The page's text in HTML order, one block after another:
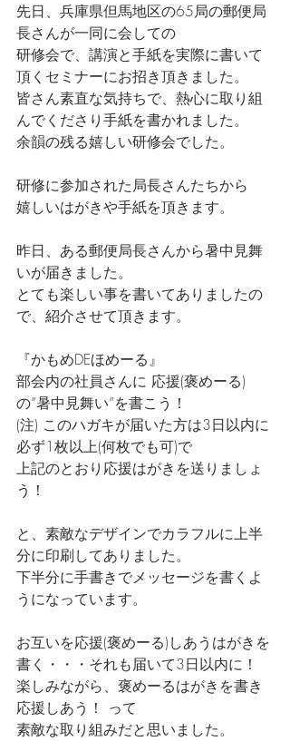
先日、兵庫県但馬地区の65局の郵便局
長さんが一同に会しての
研修会で、講演と手紙を実際に書いて
頂くセミナーにお招き頂きました。
皆さん素直な気持ちで、熱心に取り組
んでくださり手紙を書かれました。
余韻の残る嬉しい研修会でした。
研修に参加された局長さんたちから
嬉しいはがきや手紙を頂きます。
昨日、ある郵便局長さんから暑中見舞
いが届きました。
とても楽しい事を書いてありましたの
で、紹介させて頂きます。
『かもめDEほめーる』
部会内の社員さんに 応援(褒めーる)
の“暑中見舞い”を書こう！
(注) このハガキが届いた方は3日以内に
必ず1枚以上(何枚でも可)で
上記のとおり応援はがきを送りましょ
う！
と、素敵なデザインでカラフルに上半
分に印刷してありました。
下半分に手書きでメッセージを書くよ
うになっています。
お互いを応援(褒めーる)しあうはがきを
書く・・・それも届いて3日以内に！
楽しみながら、褒めーるはがきを書き
応援しあう！ って
素敵な取り組みだと思いました。